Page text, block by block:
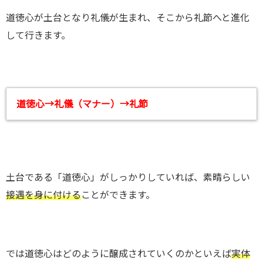
道徳心が土台となり礼儀が生まれ、そこから礼節へと進化
して行きます。
道徳心→礼儀（マナー）→礼節
土台である「道徳心」がしっかりしていれば、素晴らしい
接遇を身に付けることができます。
では道徳心はどのように醸成されていくのかといえば実体